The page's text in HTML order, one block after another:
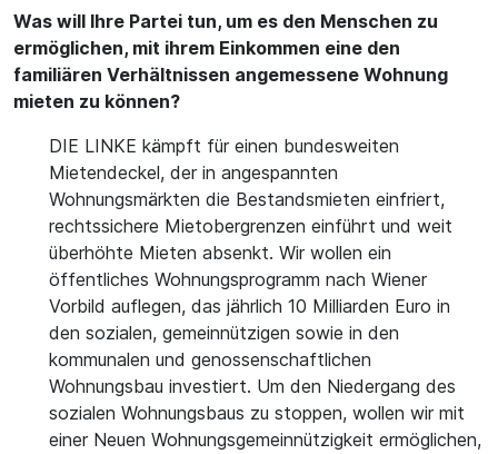
Was will Ihre Partei tun, um es den Menschen zu
ermöglichen, mit ihrem Einkommen eine den
familiären Verhältnissen angemessene Wohnung
mieten zu können?
DIE LINKE kämpft für einen bundesweiten
Mietendeckel, der in angespannten
Wohnungsmärkten die Bestandsmieten einfriert,
rechtssichere Mietobergrenzen einführt und weit
überhöhte Mieten absenkt. Wir wollen ein
öffentliches Wohnungsprogramm nach Wiener
Vorbild auflegen, das jährlich 10 Milliarden Euro in
den sozialen, gemeinnützigen sowie in den
kommunalen und genossenschaftlichen
Wohnungsbau investiert. Um den Niedergang des
sozialen Wohnungsbaus zu stoppen, wollen wir mit
einer Neuen Wohnungsgemeinnützigkeit ermöglichen,